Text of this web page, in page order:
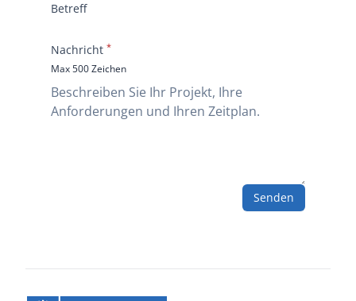
Betreff
Nachricht*
Max 500 Zeichen
Senden